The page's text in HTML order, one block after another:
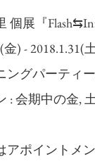
個展『
金) - 2018.1.31(
ングパーティー
: 会期中の金,
アポイントメ